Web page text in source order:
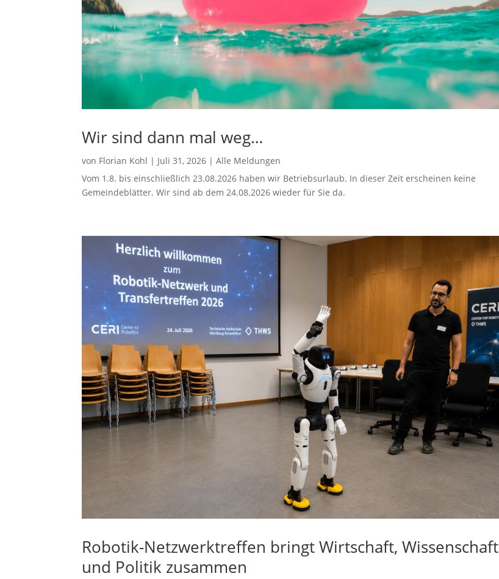
Wir sind dann mal weg…
von Florian Kohl | Juli 31, 2026 |Alle Meldungen
Vom 1.8. bis einschließlich 23.08.2026 haben wir Betriebsurlaub. In dieser Zeit erscheinen keine
Gemeindeblätter. Wir sind ab dem 24.08.2026 wieder für Sie da.
Robotik-Netzwerktreffen bringt Wirtschaft, Wissenschaft
und Politik zusammen